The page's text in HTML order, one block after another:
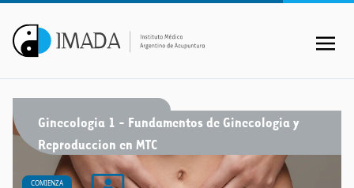
Ginecologia 1 - Fundamentos de Ginecologia y
Reproduccion en MTC
COMIENZA